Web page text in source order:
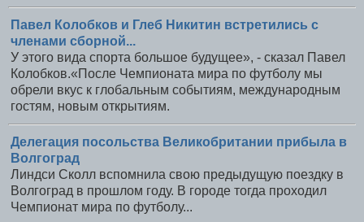
Павел Колобков и Глеб Никитин встретились с
членами сборной...
У этого вида спорта большое будущее», - сказал Павел
Колобков.«После Чемпионата мира по футболу мы
обрели вкус к глобальным событиям, международным
гостям, новым открытиям.
Делегация посольства Великобритании прибыла в
Волгоград
Линдси Сколл вспомнила свою предыдущую поездку в
Волгоград в прошлом году. В городе тогда проходил
Чемпионат мира по футболу...